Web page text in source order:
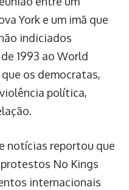
York e um imã que
indiciados
1993 ao World
os democratas,
política,
notícias reportou que
No Kings
internacionais